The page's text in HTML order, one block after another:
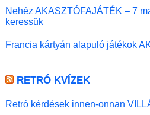
Nehéz AKASZTÓFAJÁTÉK – 7
keressük
Francia kártyán alapuló játékok
RETRÓ KVÍZEK
Retró kérdések innen-onnan